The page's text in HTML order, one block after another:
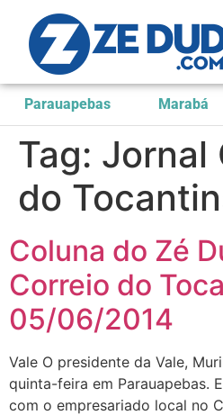
Parauapebas Marabá
Tag: Jornal
do
Coluna do Zé
Correio do
05/06/2014
Vale O presidente da Vale,
quinta-feira em Parauapebas.
com o empresariado local no